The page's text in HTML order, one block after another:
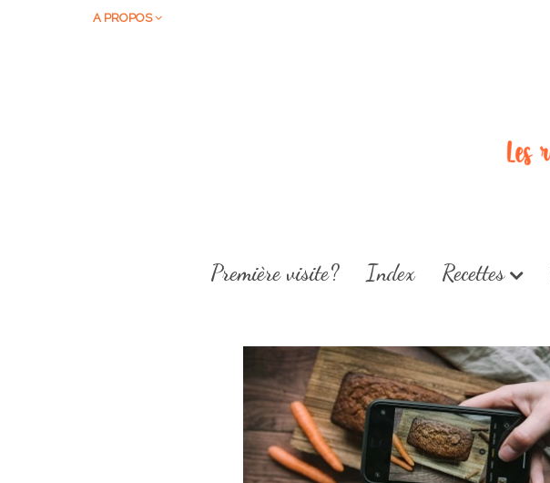
A PROPOS
Première visite? Index Recettes